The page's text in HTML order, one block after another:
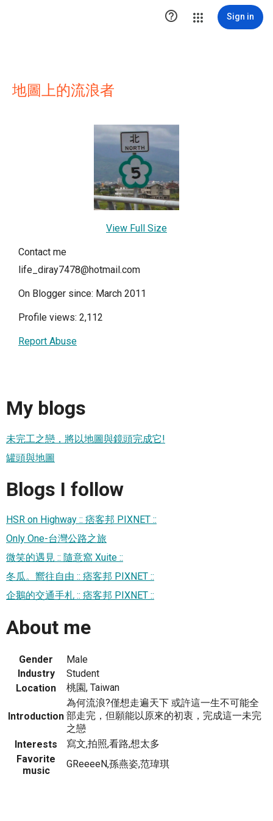
 Sign in
地圖上的流浪者
View Full Size
Contact me
life_diray7478@hotmail.com
On Blogger since: March 2011
Profile views: 2,112
Report Abuse
My blogs
未完工之戀，將以地圖與鏡頭完成它!
罐頭與地圖
Blogs I follow
HSR on Highway :: 痞客邦 PIXNET ::
Only One-台灣公路之旅
微笑的遇見 :: 隨意窩 Xuite ::
冬瓜。嚮往自由 :: 痞客邦 PIXNET ::
企鵝的交通手札 :: 痞客邦 PIXNET ::
About me
Gender
Male
Industry
Student
Location
桃園, Taiwan
Introduction
為何流浪?僅想走遍天下 或許這一生不可能全
部走完，但願能以原來的初衷，完成這一未完
之戀
Interests
寫文,拍照,看路,想太多
Favorite
music
GReeeeN,孫燕姿,范瑋琪